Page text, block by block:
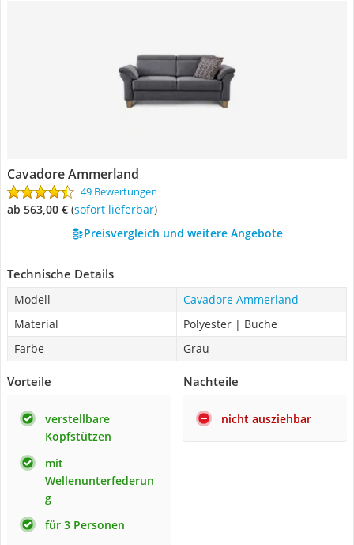
Cavadore Ammerland
49 Bewertungen
ab 563,00 € ( Sofort lieferbar)
Preisvergleich und weitere Angebote
Technische Details
Modell
Cavadore Ammerland
Material
Polyester | Buche
Farbe
Grau
Vorteile
verstellbare
Kopfstützen
mit
Wellenunterfederun
g
für 3 Personen
Nachteile
nicht ausziehbar